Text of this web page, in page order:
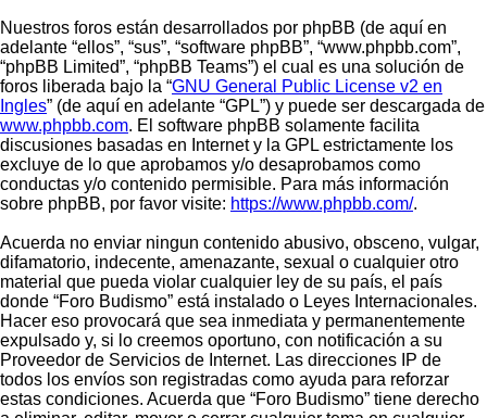
Nuestros foros están desarrollados por phpBB (de aquí en
adelante “ellos”, “sus”, “software phpBB”, “www.phpbb.com”,
“phpBB Limited”, “phpBB Teams”) el cual es una solución de
foros liberada bajo la “GNU General Public License v2 en
Ingles” (de aquí en adelante “GPL”) y puede ser descargada de
www.phpbb.com. El software phpBB solamente facilita
discusiones basadas en Internet y la GPL estrictamente los
excluye de lo que aprobamos y/o desaprobamos como
conductas y/o contenido permisible. Para más información
sobre phpBB, por favor visite: https://www.phpbb.com/.
Acuerda no enviar ningun contenido abusivo, obsceno, vulgar,
difamatorio, indecente, amenazante, sexual o cualquier otro
material que pueda violar cualquier ley de su país, el país
donde “Foro Budismo” está instalado o Leyes Internacionales.
Hacer eso provocará que sea inmediata y permanentemente
expulsado y, si lo creemos oportuno, con notificación a su
Proveedor de Servicios de Internet. Las direcciones IP de
todos los envíos son registradas como ayuda para reforzar
estas condiciones. Acuerda que “Foro Budismo” tiene derecho